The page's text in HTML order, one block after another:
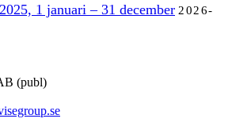
1 januari – 31 december 2026-
(publ)